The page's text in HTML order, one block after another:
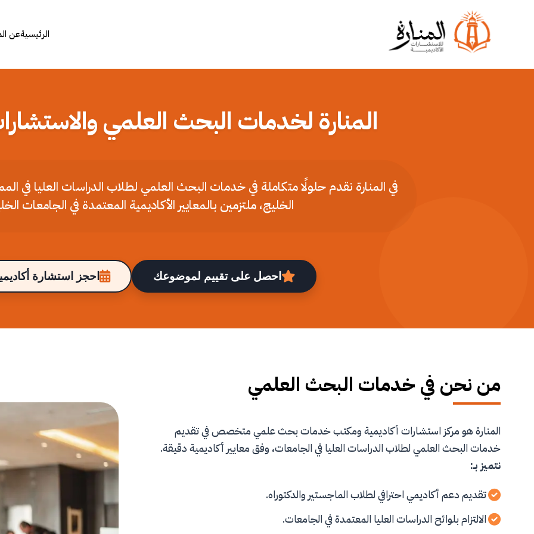
الرئيسيةعن
المنارة لخدمات البحث العلمي
في المنارة نقدم حلولًا متكاملة في خدمات البحث العلمي لطلاب الدراسات العليا في
الخليج، ملتزمين بالمعايير الأكاديمية المعتمدة في الجامعات
احصل على تقييم لموضوعك احجز استشارة
من نحن في خدمات البحث العلمي
المنارة هو مركز استشارات أكاديمية ومكتب خدمات بحث علمي متخصص في تقديم
خدمات البحث العلمي لطلاب الدراسات العليا في الجامعات، وفق معايير أكاديمية دقيقة.
نتميز بـ:
تقديم دعم أكاديمي احترافي لطلاب الماجستير والدكتوراه.
الالتزام بلوائح الدراسات العليا المعتمدة في الجامعات.